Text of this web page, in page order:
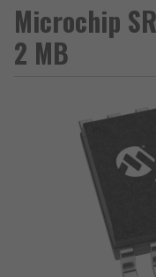
Microchip
2 MB